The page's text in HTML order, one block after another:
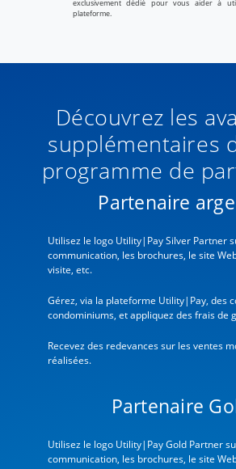
exclusivement dédié pour vous aider à
plateforme.
Découvrez les
supplémentaires
programme de
Partenaire
Utilisez le logo Utility|Pay Silver Partner
communication, les brochures, le site
visite, etc.
Gérez, via la plateforme Utility|Pay, des
condominiums, et appliquez des frais de
Recevez des redevances sur les ventes
réalisées.
Partenaire
Utilisez le logo Utility|Pay Gold Partner
communication, les brochures, le site